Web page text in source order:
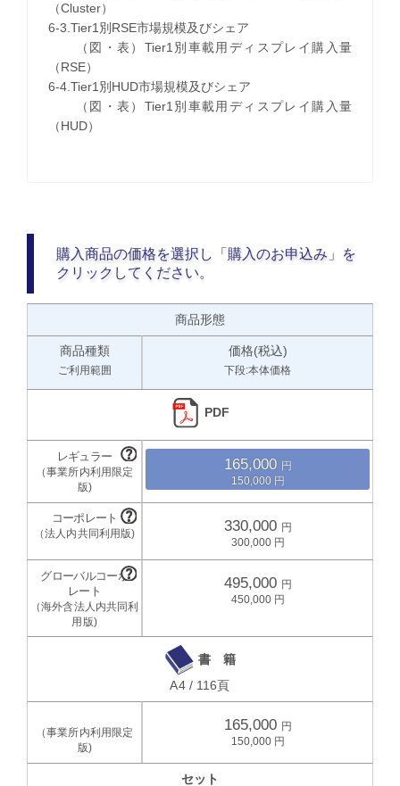
（Cluster）
6-3.Tier1別RSE市場規模及びシェア
（図・表）Tier1別車載用ディスプレイ購入量
（RSE）
6-4.Tier1別HUD市場規模及びシェア
（図・表）Tier1別車載用ディスプレイ購入量
（HUD）
購入商品の価格を選択し「購入のお申込み」を
クリックしてください。
商品形態
商品種類
ご利用範囲
価格(税込)
下段:本体価格
PDF
165,000
150,000
330,000
300,000
495,000
450,000
書 籍
A4 / 116頁
165,000
150,000
セット